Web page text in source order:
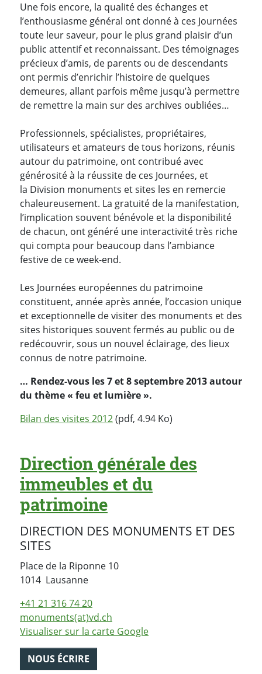
Une fois encore, la qualité des échanges et
l’enthousiasme général ont donné à ces Journées
toute leur saveur, pour le plus grand plaisir d’un
public attentif et reconnaissant. Des témoignages
précieux d’amis, de parents ou de descendants
ont permis d’enrichir l’histoire de quelques
demeures, allant parfois même jusqu’à permettre
de remettre la main sur des archives oubliées…
Professionnels, spécialistes, propriétaires,
utilisateurs et amateurs de tous horizons, réunis
autour du patrimoine, ont contribué avec
générosité à la réussite de ces Journées, et
la Division monuments et sites les en remercie
chaleureusement. La gratuité de la manifestation,
l’implication souvent bénévole et la disponibilité
de chacun, ont généré une interactivité très riche
qui compta pour beaucoup dans l’ambiance
festive de ce week-end.
Les Journées européennes du patrimoine
constituent, année après année, l’occasion unique
et exceptionnelle de visiter des monuments et des
sites historiques souvent fermés au public ou de
redécouvrir, sous un nouvel éclairage, des lieux
connus de notre patrimoine.
… Rendez-vous les 7 et 8 septembre 2013 autour
du thème « feu et lumière ».
Bilan des visites 2012(pdf, 4.94 Ko)
Direction générale des
immeubles et du
patrimoine
DIRECTION DES MONUMENTS ET DES
SITES
Place de la Riponne 10
1014 LausanneSuisse
+41 21 316 74 20
monuments(at)vd.ch
Visualiser sur la carte Google
NOUS ÉCRIRE